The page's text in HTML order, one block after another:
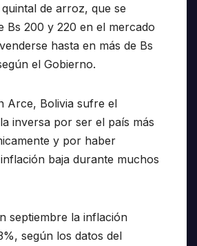
de arroz, que se
Bs 200 y 220 en el mercado
hasta en más de Bs
el Gobierno.
Arce, Bolivia sufre el
inversa por ser el país más
y por haber
baja durante muchos
septiembre la inflación
según los datos del